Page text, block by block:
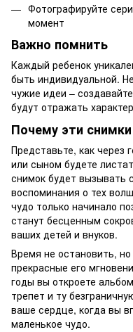
Фотографируйте
момент
Важно помнить
Каждый ребенок
быть индивидуальной.
чужие идеи –
будут отражать
Почему эти
Представьте, как через
или сыном будете
снимок будет вызывать
воспоминания о тех
чудо только начинало
станут бесценным
ваших детей и внуков.
Время не остановить,
прекрасные его
годы вы откроете
трепет и ту
ваше сердце, когда вы
маленькое чудо.